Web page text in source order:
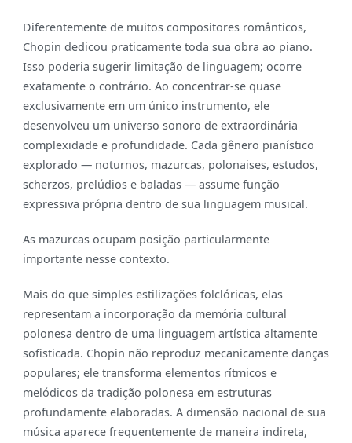
Diferentemente de muitos compositores românticos,
Chopin dedicou praticamente toda sua obra ao piano.
Isso poderia sugerir limitação de linguagem; ocorre
exatamente o contrário. Ao concentrar-se quase
exclusivamente em um único instrumento, ele
desenvolveu um universo sonoro de extraordinária
complexidade e profundidade. Cada gênero pianístico
explorado — noturnos, mazurcas, polonaises, estudos,
scherzos, prelúdios e baladas — assume função
expressiva própria dentro de sua linguagem musical.
As mazurcas ocupam posição particularmente
importante nesse contexto.
Mais do que simples estilizações folclóricas, elas
representam a incorporação da memória cultural
polonesa dentro de uma linguagem artística altamente
sofisticada. Chopin não reproduz mecanicamente danças
populares; ele transforma elementos rítmicos e
melódicos da tradição polonesa em estruturas
profundamente elaboradas. A dimensão nacional de sua
música aparece frequentemente de maneira indireta,